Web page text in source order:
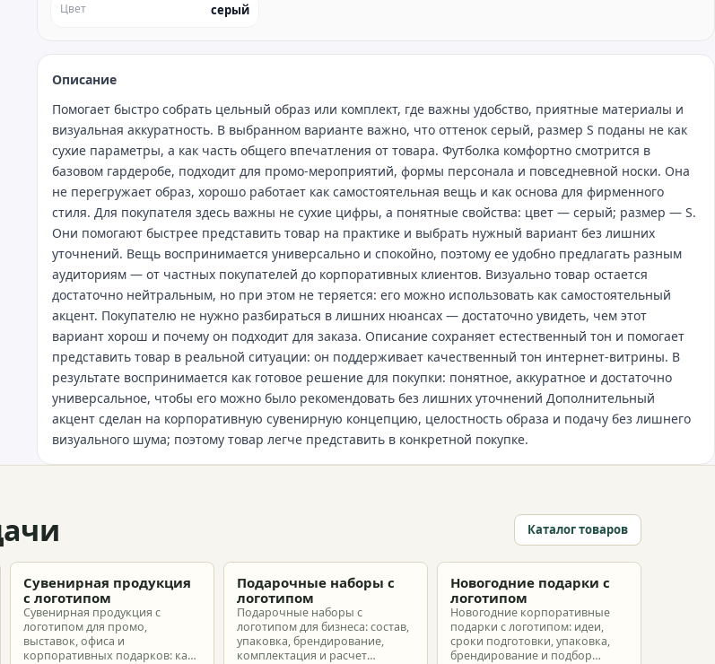
Цвет серый
Описание
Помогает быстро собрать цельный образ или комплект, где важны удобство, приятные материалы и
визуальная аккуратность. В выбранном варианте важно, что оттенок серый, размер S поданы не как
сухие параметры, а как часть общего впечатления от товара. Футболка комфортно смотрится в
базовом гардеробе, подходит для промо‑мероприятий, формы персонала и повседневной носки. Она
не перегружает образ, хорошо работает как самостоятельная вещь и как основа для фирменного
стиля. Для покупателя здесь важны не сухие цифры, а понятные свойства: цвет — серый; размер — S.
Они помогают быстрее представить товар на практике и выбрать нужный вариант без лишних
уточнений. Вещь воспринимается универсально и спокойно, поэтому ее удобно предлагать разным
аудиториям — от частных покупателей до корпоративных клиентов. Визуально товар остается
достаточно нейтральным, но при этом не теряется: его можно использовать как самостоятельный
акцент. Покупателю не нужно разбираться в лишних нюансах — достаточно увидеть, чем этот
вариант хорош и почему он подходит для заказа. Описание сохраняет естественный тон и помогает
представить товар в реальной ситуации: он поддерживает качественный тон интернет‑витрины. В
результате воспринимается как готовое решение для покупки: понятное, аккуратное и достаточно
универсальное, чтобы его можно было рекомендовать без лишних уточнений Дополнительный
акцент сделан на корпоративную сувенирную концепцию, целостность образа и подачу без лишнего
визуального шума; поэтому товар легче представить в конкретной покупке.
Каталог товаров
Сувенирная продукция
с логотипом
Сувенирная продукция с
логотипом для промо,
выставок, офиса и
корпоративных подарков: как
Подарочные наборы с
логотипом
Подарочные наборы с
логотипом для бизнеса: состав,
упаковка, брендирование,
комплектация и расчет
Новогодние подарки с
логотипом
Новогодние корпоративные
подарки с логотипом: идеи,
сроки подготовки, упаковка,
брендирование и подбор